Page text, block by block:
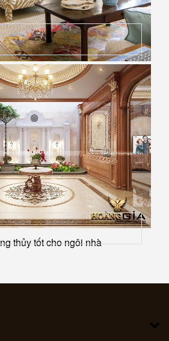
trong phòng khách hợp...
thủy tốt cho ngôi nhà